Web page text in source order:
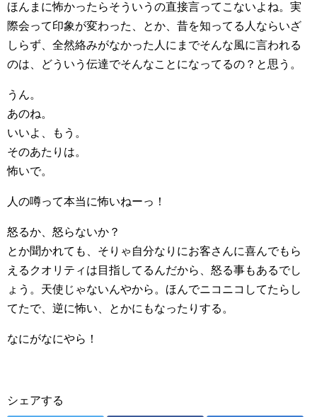
ほんまに怖かったらそういうの直接言ってこないよね。実
際会って印象が変わった、とか、昔を知ってる人ならいざ
しらず、全然絡みがなかった人にまでそんな風に言われる
のは、どういう伝達でそんなことになってるの？と思う。
うん。
あのね。
いいよ、もう。
そのあたりは。
怖いで。
人の噂って本当に怖いねーっ！
怒るか、怒らないか？
とか聞かれても、そりゃ自分なりにお客さんに喜んでもら
えるクオリティは目指してるんだから、怒る事もあるでし
ょう。天使じゃないんやから。ほんでニコニコしてたらし
てたで、逆に怖い、とかにもなったりする。
なにがなにやら！
シェアする